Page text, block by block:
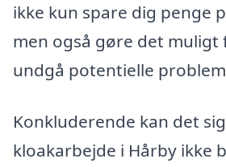
ikke kun spare dig penge
men også gøre det muligt
undgå potentielle
Konkluderende kan det
kloakarbejde i Hårby ikke